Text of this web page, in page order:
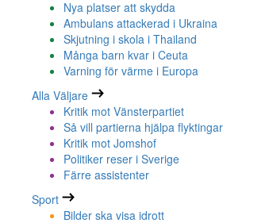
Nya platser att skydda
Ambulans attackerad i Ukraina
Skjutning i skola i Thailand
Många barn kvar i Ceuta
Varning för värme i Europa
Alla Väljare
Kritik mot Vänsterpartiet
Så vill partierna hjälpa flyktingar
Kritik mot Jomshof
Politiker reser i Sverige
Färre assistenter
Sport
Bilder ska visa idrott